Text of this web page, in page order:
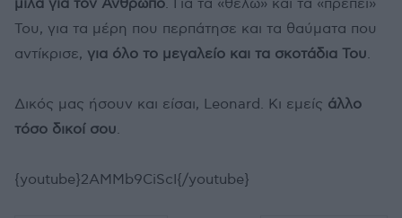
μιλά για τον Άνθρωπο. Για τα «θέλω» και τα «πρέπει»
Του, για τα μέρη που περπάτησε και τα θαύματα που
αντίκρισε, για όλο το μεγαλείο και τα σκοτάδια Του.
Δικός μας ήσουν και είσαι, Leonard. Κι εμείς άλλο
τόσο δικοί σου.
{youtube}2AMMb9CiScI{/youtube}